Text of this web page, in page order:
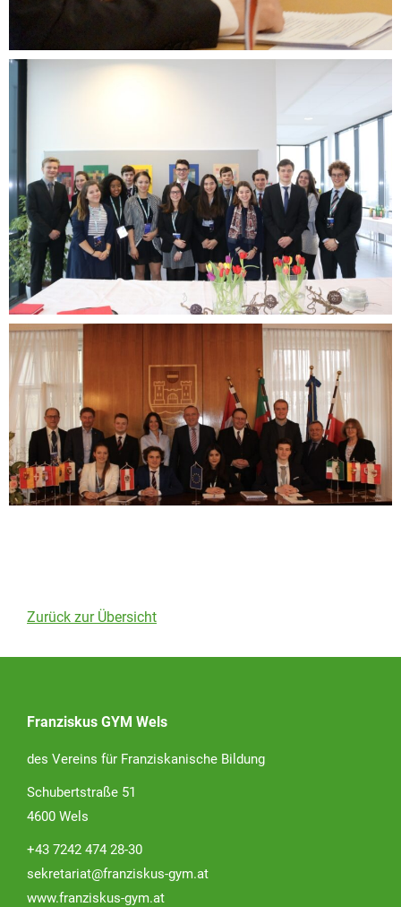
Zurück zur Übersicht
Franziskus GYM Wels
des Vereins für Franziskanische Bildung
Schubertstraße 51
4600 Wels
+43 7242 474 28-30
sekretariat@franziskus-gym.at
www.franziskus-gym.at